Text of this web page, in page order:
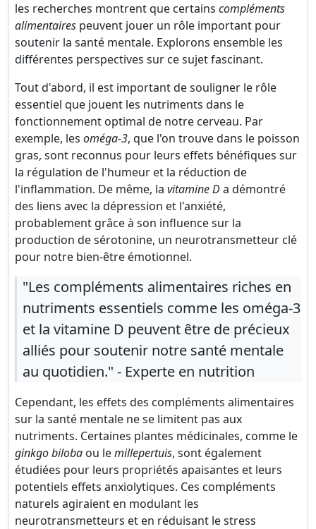
les recherches montrent que certains compléments
alimentaires peuvent jouer un rôle important pour
soutenir la santé mentale. Explorons ensemble les
différentes perspectives sur ce sujet fascinant.
Tout d'abord, il est important de souligner le rôle
essentiel que jouent les nutriments dans le
fonctionnement optimal de notre cerveau. Par
exemple, les oméga-3, que l'on trouve dans le poisson
gras, sont reconnus pour leurs effets bénéfiques sur
la régulation de l'humeur et la réduction de
l'inflammation. De même, la vitamine Da démontré
des liens avec la dépression et l'anxiété,
probablement grâce à son influence sur la
production de sérotonine, un neurotransmetteur clé
pour notre bien-être émotionnel.
"Les compléments alimentaires riches en
nutriments essentiels comme les oméga-3
et la vitamine D peuvent être de précieux
alliés pour soutenir notre santé mentale
au quotidien." - Experte en nutrition
Cependant, les effets des compléments alimentaires
sur la santé mentale ne se limitent pas aux
nutriments. Certaines plantes médicinales, comme le
ginkgo biloba ou lemillepertuis, sont également
étudiées pour leurs propriétés apaisantes et leurs
potentiels effets anxiolytiques. Ces compléments
naturels agiraient en modulant les
neurotransmetteurs et en réduisant le stress